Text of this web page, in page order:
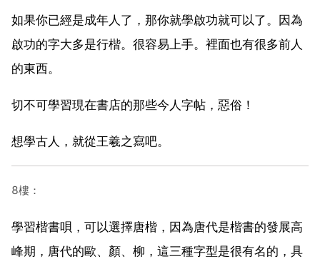
如果你已經是成年人了，那你就學啟功就可以了。因為
啟功的字大多是行楷。很容易上手。裡面也有很多前人
的東西。
切不可學習現在書店的那些今人字帖，惡俗！
想學古人，就從王羲之寫吧。
8樓：
學習楷書唄，可以選擇唐楷，因為唐代是楷書的發展高
峰期，唐代的歐、顏、柳，這三種字型是很有名的，具